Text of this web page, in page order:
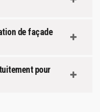
de façade
pour